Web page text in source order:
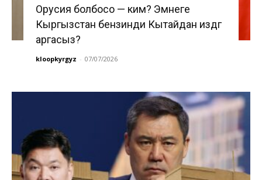
Орусия болбосо — ким? Эмнеге
Кыргызстан бензинди Кытайдан издөөгө
аргасыз?
kloopkyrgyz - 07/07/2026